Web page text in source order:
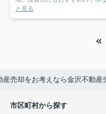
と見る
産売却をお考えなら金沢不動産
市区町村から探す